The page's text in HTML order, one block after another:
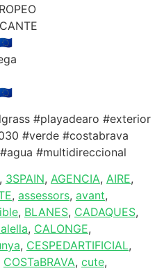
#playadearo #exterior
#verde #costabrava
#multidireccional
, 3SPAIN, AGENCIA, AIRE,
, assessors, avant,
, BLANES, CADAQUES,
, CALONGE,
, CESPEDARTIFICIAL,
COSTaBRAVA, cute,